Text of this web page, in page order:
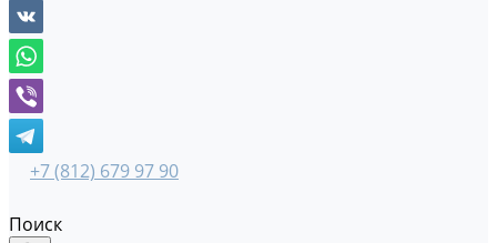
+7 (812) 679 97 90
Поиск